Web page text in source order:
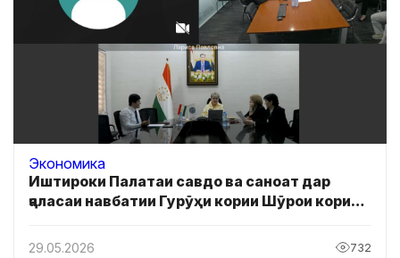
Экономика
Иштироки Палатаи савдо ва саноат дар
ҷаласаи навбатии Гурӯҳи кории Шӯрои кории
ва логистика
29.05.2026 732